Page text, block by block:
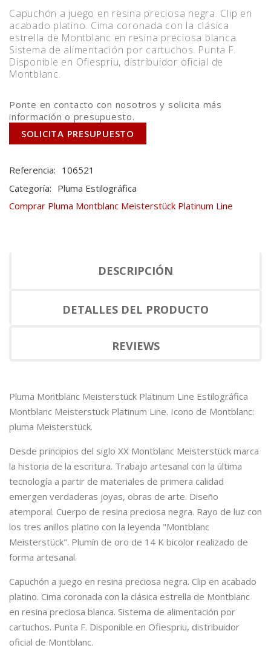
Capuchón a juego en resina preciosa negra. Clip en
acabado platino. Cima coronada con la clásica
estrella de Montblanc en resina preciosa blanca.
Sistema de alimentación por cartuchos. Punta F.
Disponible en Ofiespriu, distribuidor oficial de
Montblanc.
Ponte en contacto con nosotros y solicita más
información o presupuesto.
SOLICITA PRESUPUESTO
Referencia: 106521
Categoría: Pluma Estilográfica
Comprar Pluma Montblanc Meisterstück Platinum Line
DESCRIPCIÓN
DETALLES DEL PRODUCTO
REVIEWS
Pluma Montblanc Meisterstück Platinum Line Estilográfica
Montblanc Meisterstück Platinum Line. Icono de Montblanc:
pluma Meisterstück.
Desde principios del siglo XX Montblanc Meisterstück marca
la historia de la escritura. Trabajo artesanal con la última
tecnología a partir de materiales de primera calidad
emergen verdaderas joyas, obras de arte. Diseño
atemporal. Cuerpo de resina preciosa negra. Rayo de luz con
los tres anillos platino con la leyenda "Montblanc
Meisterstück". Plumín de oro de 14 K bicolor realizado de
forma artesanal.
Capuchón a juego en resina preciosa negra. Clip en acabado
platino. Cima coronada con la clásica estrella de Montblanc
en resina preciosa blanca. Sistema de alimentación por
cartuchos. Punta F. Disponible en Ofiespriu, distribuidor
oficial de Montblanc.